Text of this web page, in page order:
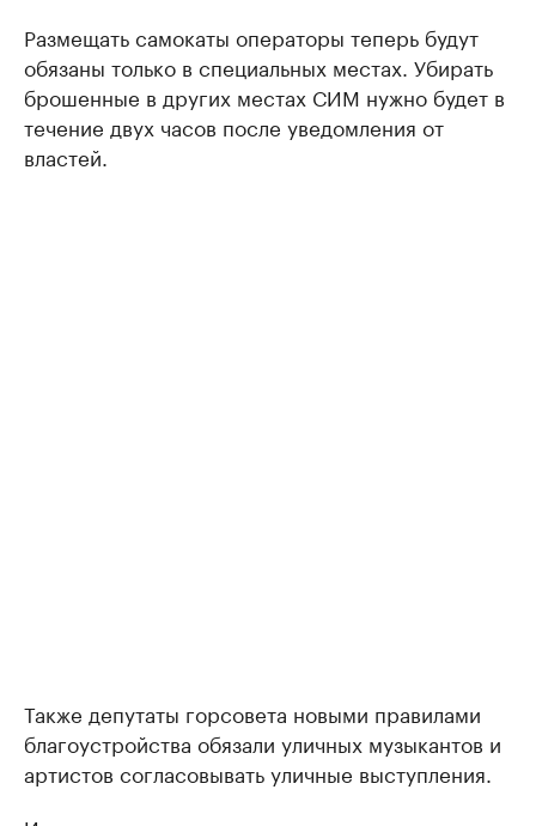
Размещать самокаты операторы теперь будут
обязаны только в специальных местах. Убирать
брошенные в других местах СИМ нужно будет в
течение двух часов после уведомления от
властей.
Также депутаты горсовета новыми правилами
благоустройства обязали уличных музыкантов и
артистов согласовывать уличные выступления.